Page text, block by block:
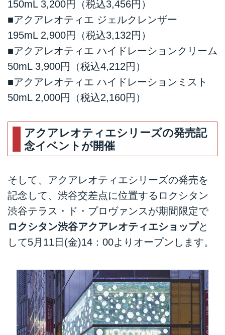
150mL 3,200円（税込3,456円）
■アクアレオティエ ジェルクレンザー
195mL 2,900円（税込3,132円）
■アクアレオティエ ハイドレーションクリーム
50mL 3,900円（税込4,212円）
■アクアレオティエ ハイドレーションミスト
50mL 2,000円（税込2,160円）
アクアレオティエシリーズの発売記
念イベントが開催
そして、アクアレオティエシリーズの発売を
記念して、渋谷交差点に位置するロクシタン
渋谷テラス・ド・プロヴァンスが期間限定で
ロクシタン渋谷アクアレオティエショップと
して5月11日(金)14：00よりオープンします。